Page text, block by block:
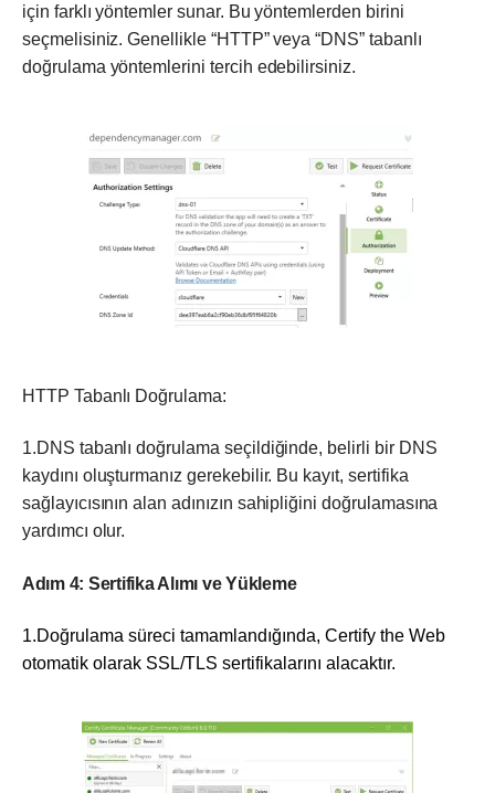
için farklı yöntemler sunar. Bu yöntemlerden birini
seçmelisiniz. Genellikle “HTTP” veya “DNS” tabanlı
doğrulama yöntemlerini tercih edebilirsiniz.
HTTP Tabanlı Doğrulama:
1.DNS tabanlı doğrulama seçildiğinde, belirli bir DNS
kaydını oluşturmanız gerekebilir. Bu kayıt, sertifika
sağlayıcısının alan adınızın sahipliğini doğrulamasına
yardımcı olur.
Adım 4: Sertifika Alımı ve Yükleme
1.Doğrulama süreci tamamlandığında, Certify the Web
otomatik olarak SSL/TLS sertifikalarını alacaktır.